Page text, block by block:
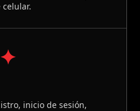
celular.
✦
inicio de sesión,